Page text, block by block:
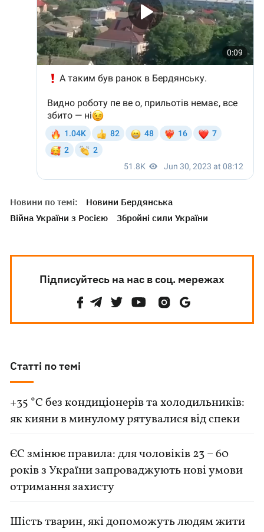
Новини по темі:
Новини Бердянська
Війна України з Росією
Збройні сили України
Підписуйтесь на нас в соц. мережах
Статті по темі
+35 °C без кондиціонерів та холодильників:
як кияни в минулому рятувалися від спеки
ЄС змінює правила: для чоловіків 23 – 60
років з України запроваджують нові умови
отримання захисту
Шість тварин, які допоможуть людям жити